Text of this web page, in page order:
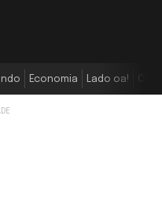
Economia Lado oa!